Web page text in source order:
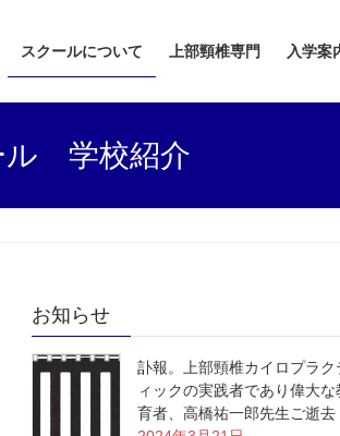
スクールについて 上部頸椎専門 入学案
ル 学校紹介
お知らせ
訃報。上部頸椎カイロプラク
ィックの実践者であり偉大な
育者、高橋祐一郎先生ご逝去